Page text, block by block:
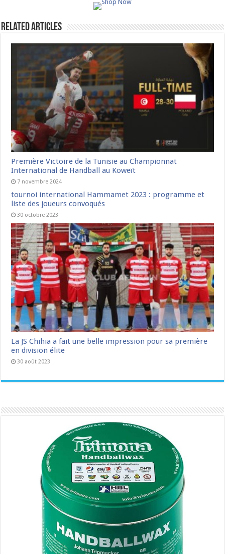
Related Articles
Première Victoire de la Tunisie au Championnat
International de Handball au Koweït
7 novembre 2024
tournoi international Hammamet 2023 : programme et
liste des joueurs convoqués
30 octobre 2023
La JS Chihia a fait une belle impression pour sa première
en division élite
30 août 2023